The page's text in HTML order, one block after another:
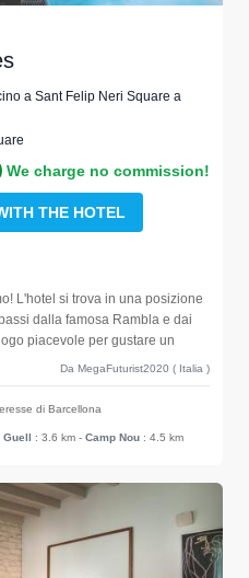
a Sant Felip Neri Square a
We charge no commission!
THE HOTEL
L'hotel si trova in una posizione
dalla famosa Rambla e dai
piacevole per gustare un
Da MegaFuturist2020 ( Italia )
di Barcellona
Guell : 3.6 km - Camp Nou : 4.5 km